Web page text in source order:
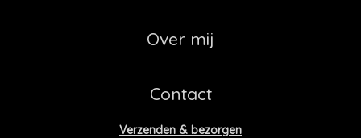
Over mij
Contact
Verzenden & bezorgen